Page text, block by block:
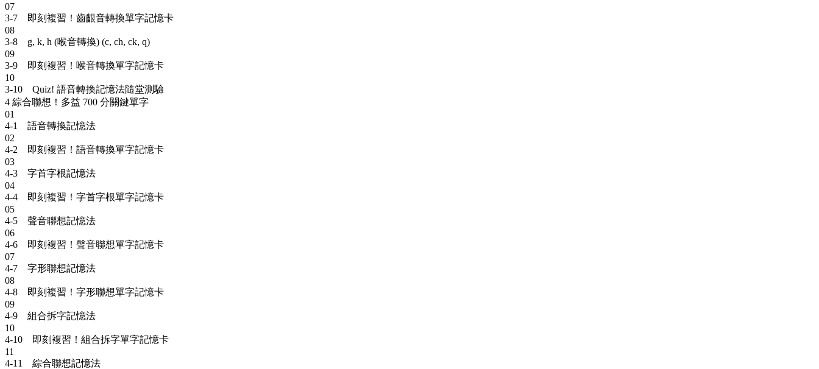
07
3-7 即刻複習！齒齦音轉換單字記憶卡
08
3-8 g, k, h (喉音轉換) (c, ch, ck, q)
09
3-9 即刻複習！喉音轉換單字記憶卡
10
3-10 Quiz! 語音轉換記憶法隨堂測驗
4 綜合聯想！多益 700 分關鍵單字
01
4-1 語音轉換記憶法
02
4-2 即刻複習！語音轉換單字記憶卡
03
4-3 字首字根記憶法
04
4-4 即刻複習！字首字根單字記憶卡
05
4-5 聲音聯想記憶法
06
4-6 即刻複習！聲音聯想單字記憶卡
07
4-7 字形聯想記憶法
08
4-8 即刻複習！字形聯想單字記憶卡
09
4-9 組合拆字記憶法
10
4-10 即刻複習！組合拆字單字記憶卡
11
4-11 綜合聯想記憶法